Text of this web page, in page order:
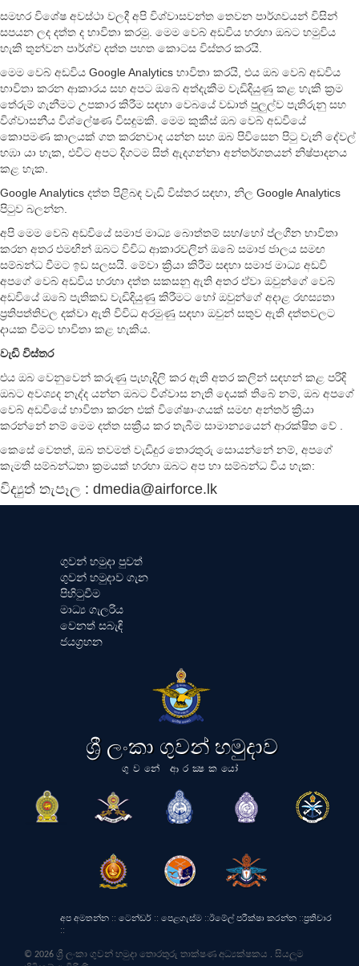
සමහර විශේෂ අවස්ථා වලදී අපි විශ්වාසවන්ත තෙවන පාර්ශවයන් විසින්
සපයන ලද දත්ත ද භාවිතා කරමු. මෙම වෙබ් අඩවිය හරහා ඔබට හමුවිය
හැකි තුන්වන පාර්ශ්ව දත්ත පහත කොටස විස්තර කරයි.
මෙම වෙබ් අඩවිය Google Analytics භාවිතා කරයි, එය ඔබ වෙබ් අඩවිය
භාවිතා කරන ආකාරය සහ අපට ඔබේ අත්දැකීම වැඩිදියුණු කළ හැකි ක්‍රම
තේරුම් ගැනීමට උපකාර කිරීම සඳහා වෙබයේ වඩාත් පුලුල්ව පැතිරුනු සහ
විශ්වාසනීය විශ්ලේෂණ විසඳුමකි. මෙම කුකීස් ඔබ වෙබ් අඩවියේ
කොපමණ කාලයක් ගත කරනවාද යන්න සහ ඔබ පිවිසෙන පිටු වැනි දේවල්
හඹා යා හැක, එවිට අපට දිගටම සිත් ඇදගන්නා අන්තර්ගතයන් නිෂ්පාදනය
කළ හැක.
Google Analytics දත්ත පිළිබඳ වැඩි විස්තර සඳහා, නිල Google Analytics
පිටුව බලන්න.
අපි මෙම වෙබ් අඩවියේ සමාජ මාධ්‍ය බොත්තම් සහ/හෝ ප්ලගීන භාවිතා
කරන අතර එමඟින් ඔබට විවිධ ආකාරවලින් ඔබේ සමාජ ජාලය සමඟ
සම්බන්ධ වීමට ඉඩ සලසයි. මේවා ක්‍රියා කිරීම සඳහා සමාජ මාධ්‍ය අඩවි
අපගේ වෙබ් අඩවිය හරහා දත්ත සකසනු ඇති අතර ඒවා ඔවුන්ගේ වෙබ්
අඩවියේ ඔබේ පැතිකඩ වැඩිදියුණු කිරීමට හෝ ඔවුන්ගේ අදාළ රහස්‍යතා
ප්‍රතිපත්තිවල දක්වා ඇති විවිධ අරමුණු සඳහා ඔවුන් සතුව ඇති දත්තවලට
දායක වීමට භාවිතා කළ හැකිය.
වැඩි විස්තර
එය ඔබ වෙනුවෙන් කරුණු පැහැදිලි කර ඇති අතර කලින් සඳහන් කළ පරිදි
ඔබට අවශ්‍යද නැද්ද යන්න ඔබට විශ්වාස නැති දෙයක් තිබේ නම්, ඔබ අපගේ
වෙබ් අඩවියේ භාවිතා කරන එක් විශේෂාංගයක් සමඟ අන්තර් ක්‍රියා
කරන්නේ නම් මෙම දත්ත සක්‍රීය කර තැබීම සාමාන්‍යයෙන් ආරක්ෂිත වේ .
කෙසේ වෙතත්, ඔබ තවමත් වැඩිදුර තොරතුරු සොයන්නේ නම්, අපගේ
කැමති සම්බන්ධතා ක්‍රමයක් හරහා ඔබට අප හා සම්බන්ධ විය හැක:
විද්‍යුත් තැපෑල : dmedia@airforce.lk
ගුවන් හමුදා පුවත්
ගුවන් හමුදාව ගැන
පිහිටුවීම
මාධ්‍ය ගැලරිය
වෙනත් සබැඳි
ජයග්‍රහන
ශ්‍රී ලංකා ගුවන් හමුදාව
ගුවනේ ආරක්‍ෂකයෝ
අප අමතන්න :: ටෙන්ඩර් :: පෙළගැස්ම ::ඊමේල් පරීක්ෂා කරන්න ::ප්‍රතිචාර
::
© 2026 ශ්‍රී ලංකා ගුවන් හමුදා තොරතුරු තාක්ෂණ අධ්‍යක්ෂකය . සියලුම